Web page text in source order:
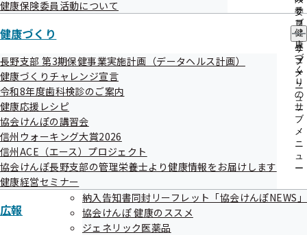
サ
ブ
メ
ニ
ュ
ー
委
員
の
サ
ブ
メ
ニ
ュ
ー
健康保険委員活動について
健康づくり
健
康
づ
く
り
の
サ
ブ
メ
ニ
ュ
ー
長野支部 第3期保健事業実施計画（データヘルス計画）
健康づくりチャレンジ宣言
令和8年度歯科検診のご案内
健康応援レシピ
協会けんぽの講習会
信州ウォーキング大賞2026
信州ACE（エース）プロジェクト
協会けんぽ長野支部の管理栄養士より健康情報をお届けします
健康経営セミナー
広報
納入告知書同封リーフレット「協会けんぽNEWS」
協会けんぽ 健康のススメ
ジェネリック医薬品
健康保険委員の活動内容
健康保険委員の皆様には、広報、相談、各種事業の推進、健
康保険事業に関するモニター等の活動にご協力をいただきま
す。
協会けんぽ長野支部では、メールマガジンの配信や、研修会
の開催等を通して委員の皆様への情報発信を行っていきま
す。